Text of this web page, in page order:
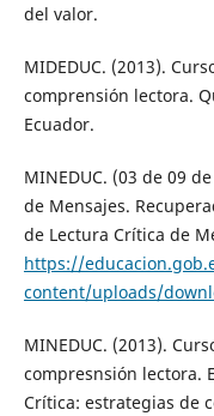
del valor.
MIDEDUC. (2013).
comprensión lectora.
Ecuador.
MINEDUC. (03 de 09
de Mensajes.
de Lectura Crítica de
https://
content/uploads/
MINEDUC. (2013).
compresnsión lectora.
Crítica: estrategias de